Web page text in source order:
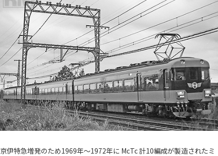
京伊特急増発のため1969年～1972年に McTc 計10編成が製造されたミ